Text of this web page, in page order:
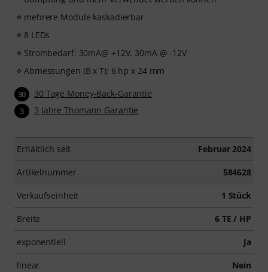
mehrere Module kaskadierbar
8 LEDs
Strombedarf: 30mA@ +12V, 30mA @ -12V
Abmessungen (B x T): 6 hp x 24 mm
30 30 Tage Money-Back-Garantie
3 3 Jahre Thomann Garantie
Erhältlich seit Februar 2024
Artikelnummer 584628
Verkaufseinheit 1 Stück
Breite 6 TE / HP
exponentiell Ja
linear Nein